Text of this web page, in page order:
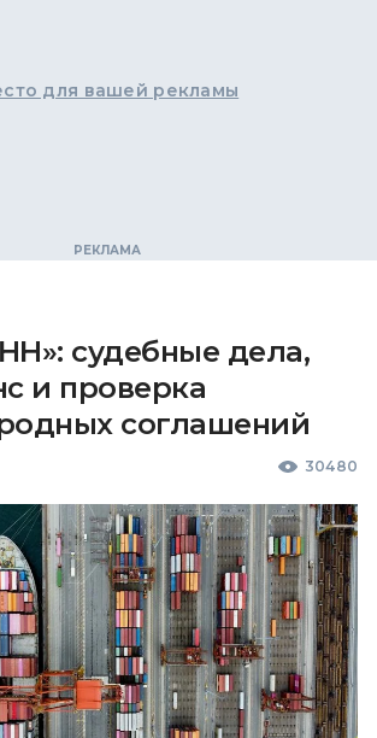
для вашей рекламы
судебные дела,
и проверка
соглашений
30480